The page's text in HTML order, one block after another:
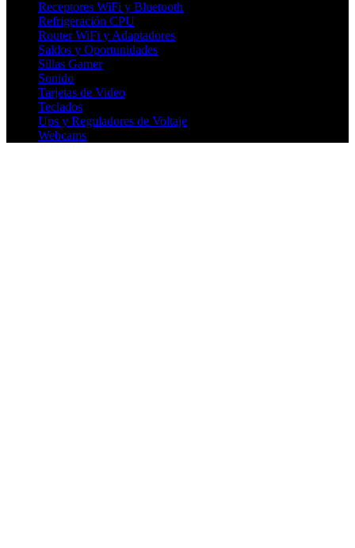
Receptores WiFi y Bluetooth
Refrigeración CPU
Router WiFi y Adaptadores
Saldos y Oportunidades
Sillas Gamer
Sonido
Tarjetas de Video
Teclados
Ups y Reguladores de Voltaje
Webcams